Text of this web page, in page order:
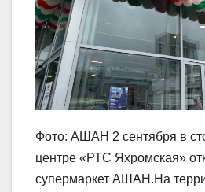
Фото: АШАН 2 сентября в
центре «РТС Яхромская»
супермаркет АШАН.На